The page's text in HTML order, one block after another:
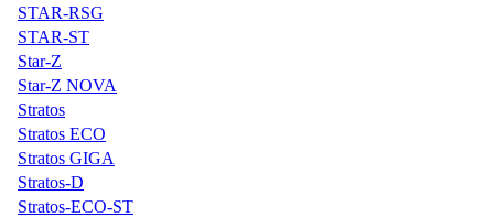
STAR-RSG
STAR-ST
Star-Z
Star-Z NOVA
Stratos
Stratos ECO
Stratos GIGA
Stratos-D
Stratos-ECO-ST